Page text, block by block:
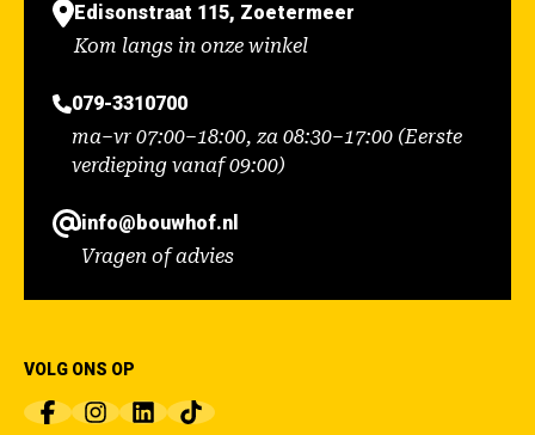
Edisonstraat 115, Zoetermeer
Kom langs in onze winkel
079-3310700
ma–vr 07:00–18:00, za 08:30–17:00 (Eerste
verdieping vanaf 09:00)
info@bouwhof.nl
Vragen of advies
VOLG ONS OP